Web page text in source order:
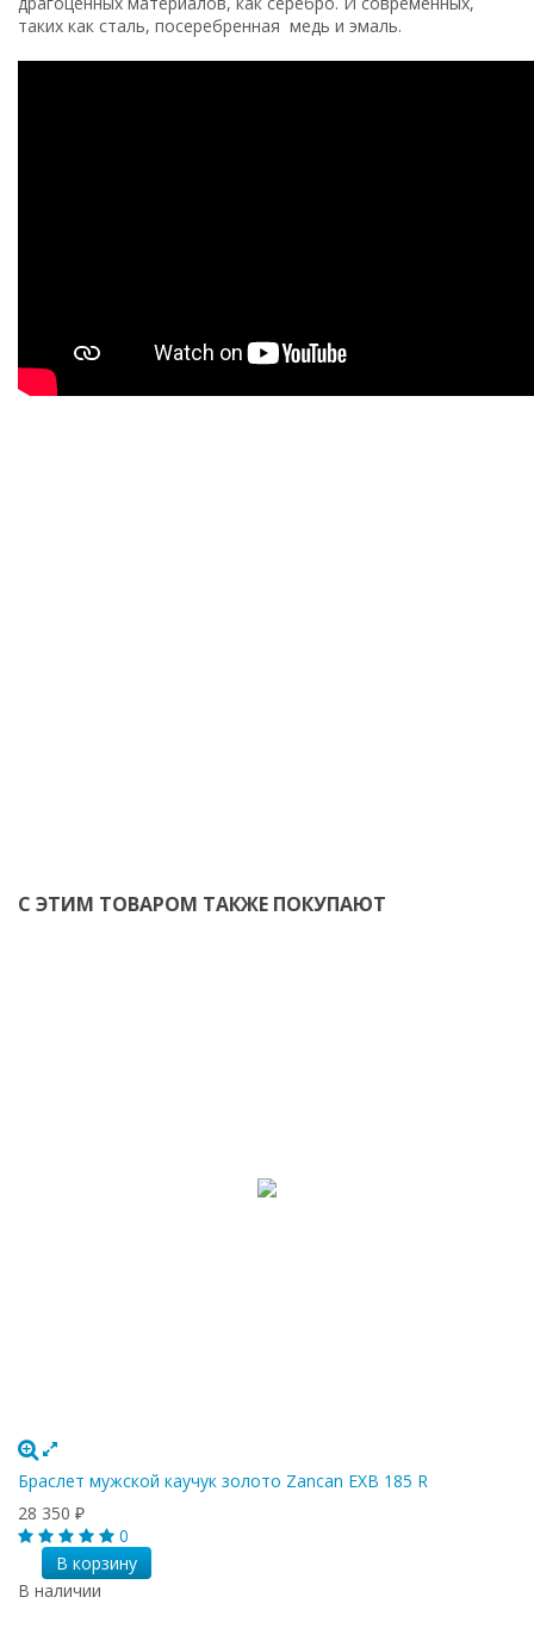
таких как сталь, посеребренная медь и эмаль.
С ЭТИМ ТОВАРОМ ТАКЖЕ ПОКУПАЮТ
Браслет мужской каучук золото Zancan EXB 185 R
28 350 ₽
0
В корзину
В наличии